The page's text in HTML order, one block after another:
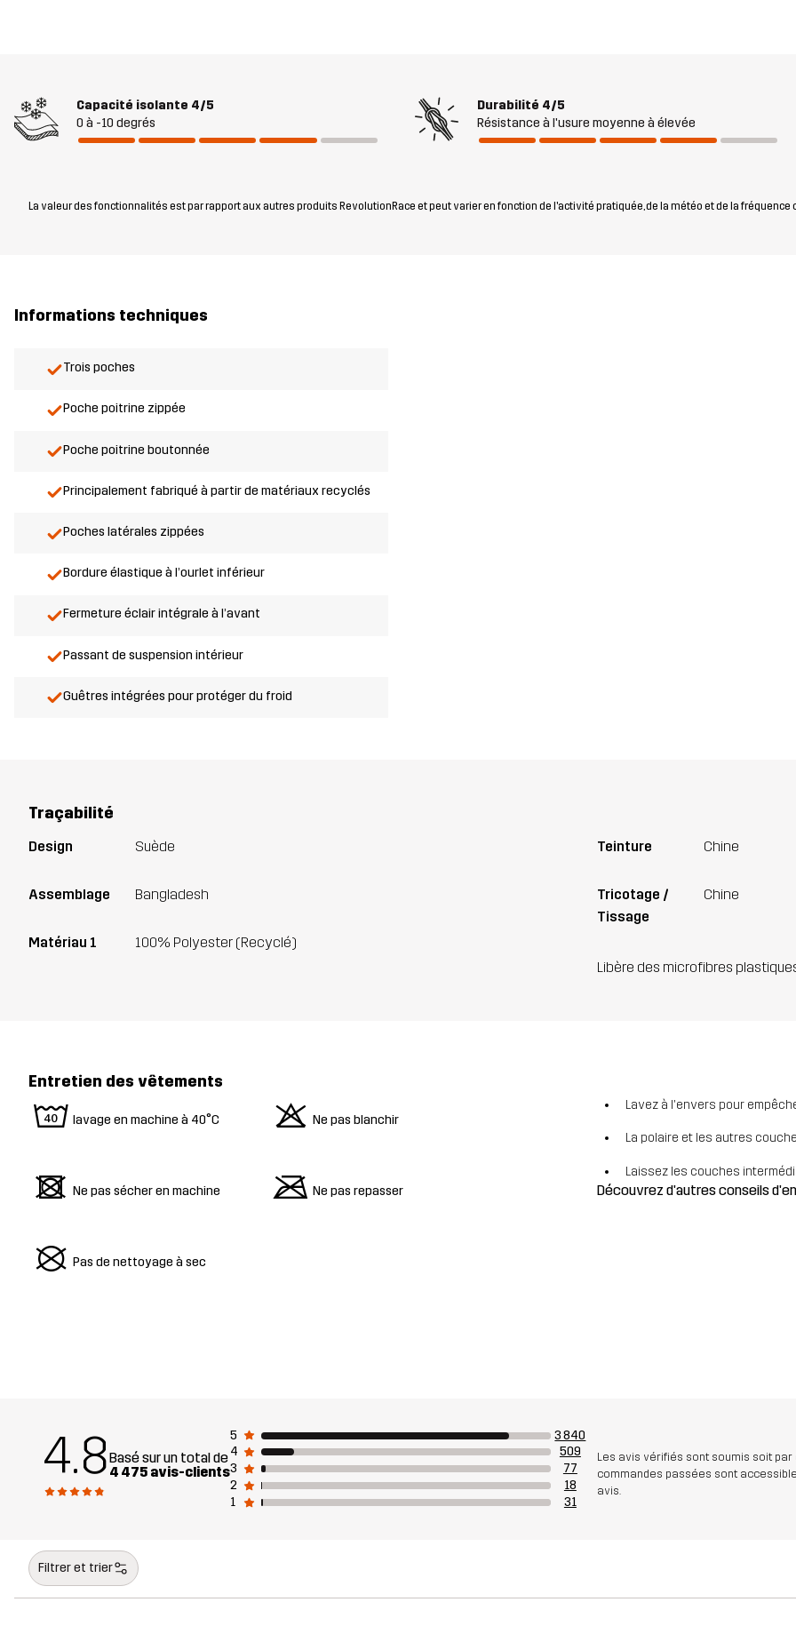
Capacité isolante 4/5
0 à -10 degrés
Durabilité 4/5
Résistance à l'usure moyenne à élevée
La valeur des fonctionnalités est par rapport aux autres produits RevolutionRace et peut varier en fonction de l'activité pratiquée, de la météo et de la fréquence
Informations techniques
Trois poches
Poche poitrine zippée
Poche poitrine boutonnée
Principalement fabriqué à partir de matériaux recyclés
Poches latérales zippées
Bordure élastique à l’ourlet inférieur
Fermeture éclair intégrale à l’avant
Passant de suspension intérieur
Guêtres intégrées pour protéger du froid
Traçabilité
Design Suède
Assemblage Bangladesh
Matériau 1 100% Polyester (Recyclé)
Teinture Chine
Tricotage /
Tissage
Chine
Libère des microfibres
Entretien des vêtements
8 lavage en machine à 40°C o Ne pas blanchir
d Ne pas sécher en machine m Ne pas repasser
U Pas de nettoyage à sec
Lavez à l'envers pour
La polaire et les autres
Laissez les couches
Découvrez d'autres conseils
4.8Basé sur un total de
4 475 avis-clients
5
3 840
4
509
3
77
2
18
1
31
Les avis vérifiés sont soumis soit
commandes passées sont
avis.
Filtrer et trier